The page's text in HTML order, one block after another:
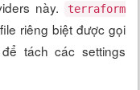
này.
terraform
riêng biệt được gọi
tách các settings